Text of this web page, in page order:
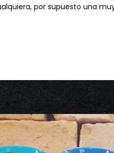
por supuesto una